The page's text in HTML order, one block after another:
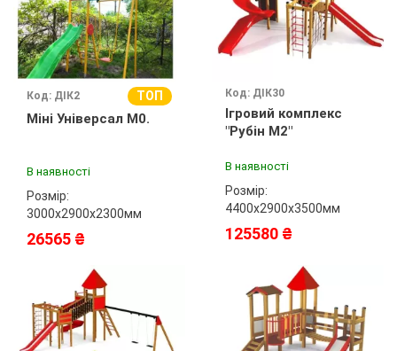
Код: ДІК2 ТОП
Міні Універсал М0.
В наявності
Розмір:
3000х2900х2300мм
26565 ₴
Код: ДІК30
Ігровий комплекс
"Рубін М2"
В наявності
Розмір:
4400х2900х3500мм
125580 ₴